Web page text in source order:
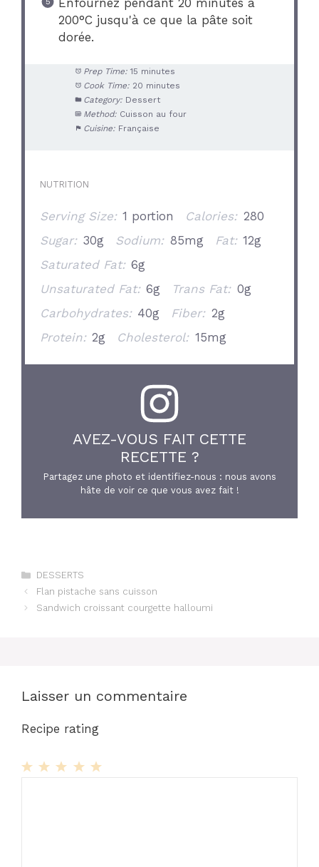
Enfournez pendant 20 minutes à
200°C jusqu'à ce que la pâte soit
dorée.
Prep Time: 15 minutes
Cook Time: 20 minutes
Category: Dessert
Method: Cuisson au four
Cuisine: Française
NUTRITION
Serving Size: 1 portion Calories: 280
Sugar: 30g Sodium: 85mg Fat: 12g
Saturated Fat: 6g
Unsaturated Fat: 6g Trans Fat: 0g
Carbohydrates: 40g Fiber: 2g
Protein: 2g Cholesterol: 15mg
AVEZ-VOUS FAIT CETTE
RECETTE ?
Partagez une photo et identifiez-nous : nous avons
hâte de voir ce que vous avez fait !
Catégories
DESSERTS
Flan pistache sans cuisson
Sandwich croissant courgette halloumi
Laisser un commentaire
Recipe rating